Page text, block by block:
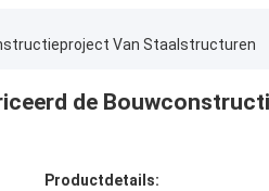
Van Staalstructuren
de
Productdetails: